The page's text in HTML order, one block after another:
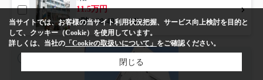
11.5万円
3階 / 30.49㎡ / 1R
当サイトでは、お客様の当サイト利用状況把握、サービス向上検討を目的と
して、クッキー（Cookie）を使用しています。
詳しくは、当社の 「Cookieの取扱いについて」 をご確認ください。
閉じる